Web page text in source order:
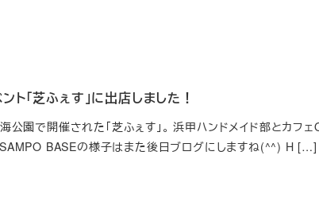
ト「芝ふぇす」に出店しました！
園で開催された「芝ふぇす」。 浜甲ハンドメイド部とカフ
BASEの様子はまた後日ブログにしますね(^^) H […]